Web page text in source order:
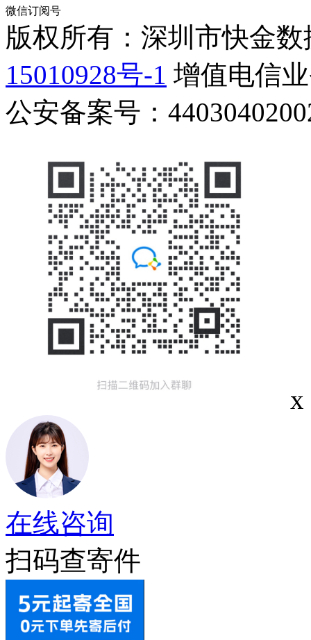
微信订阅号
版权所有：深圳市快金
15010928号-1 增值电信
公安备案号：
x
在线咨询
扫码查寄件